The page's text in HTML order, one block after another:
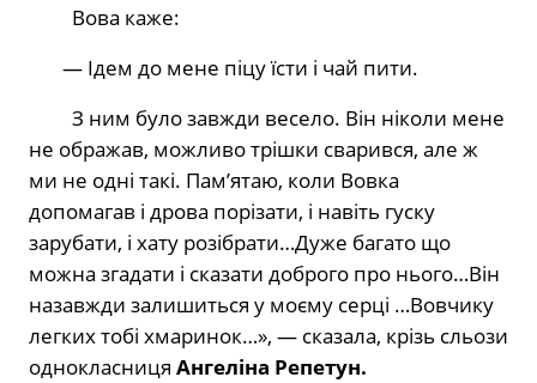
Вова каже:
— Ідем до мене піцу їсти і чай пити.
З ним було завжди весело. Він ніколи мене
не ображав, можливо трішки сварився, але ж
ми не одні такі. Памʼятаю, коли Вовка
допомагав і дрова порізати, і навіть гуску
зарубати, і хату розібрати…Дуже багато що
можна згадати і сказати доброго про нього…Він
назавжди залишиться у моєму серці …Вовчику
легких тобі хмаринок…», — сказала, крізь сльози
однокласниця Ангеліна Репетун.